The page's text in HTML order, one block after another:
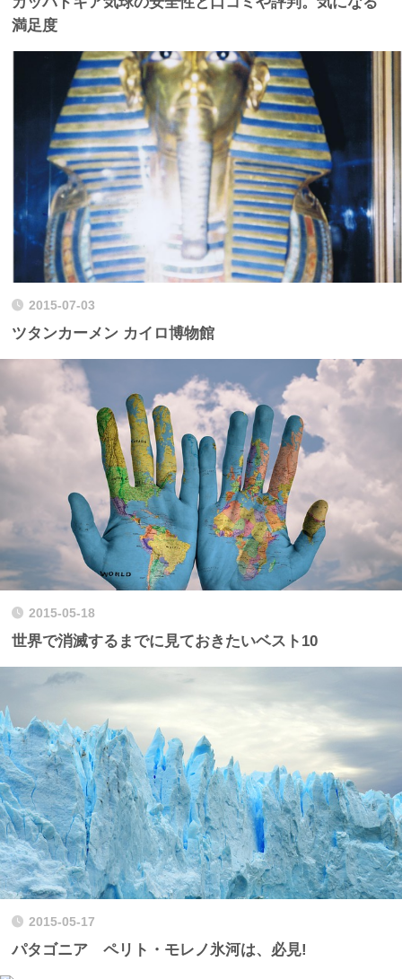
満足度
2015-07-03
ツタンカーメン カイロ博物館
2015-05-18
世界で消滅するまでに見ておきたいベスト10
2015-05-17
パタゴニア ペリト・モレノ氷河は、必見!